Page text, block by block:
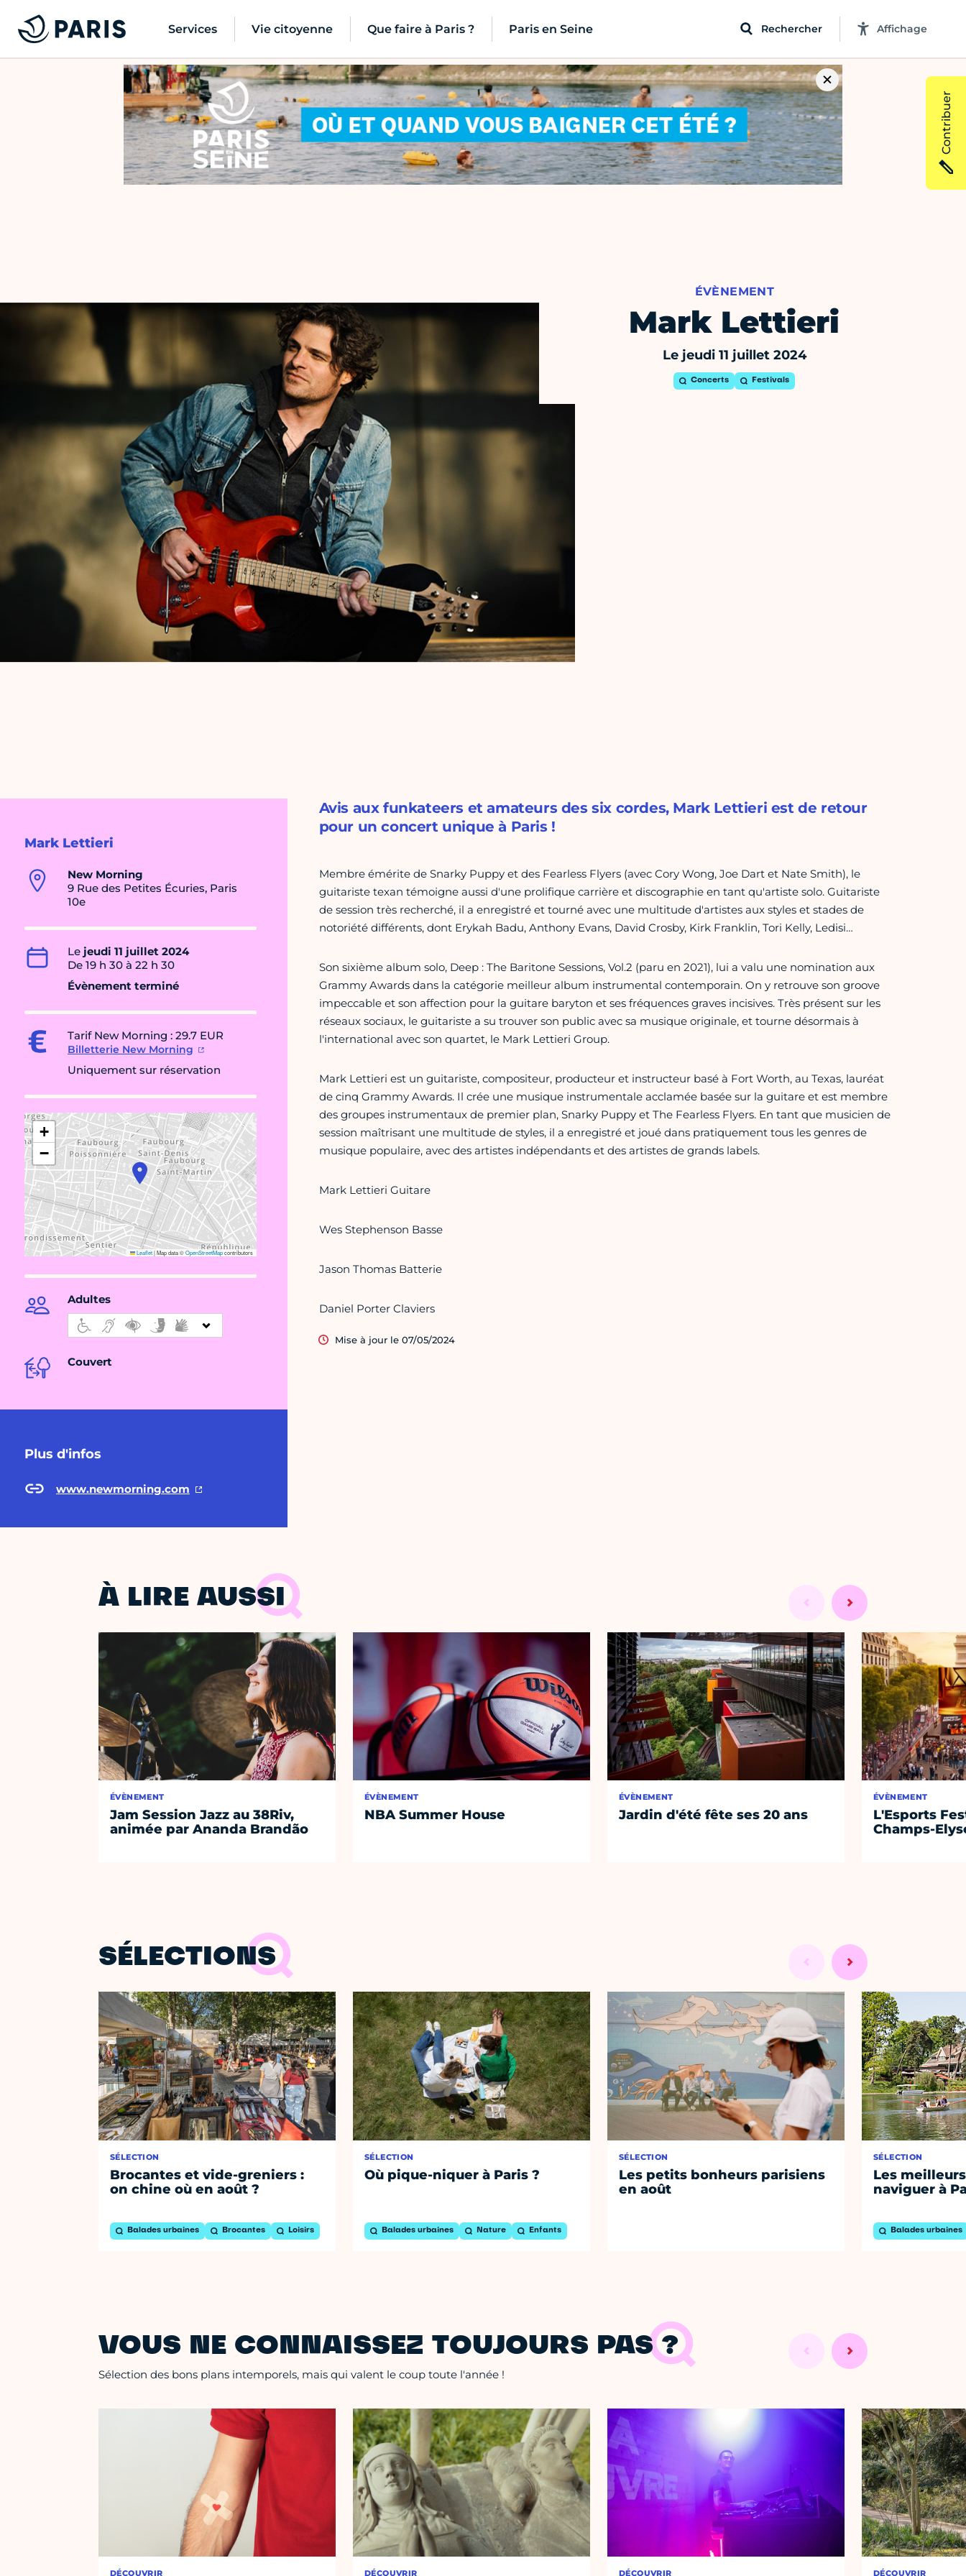
Services Vie citoyenne Que faire à Paris ? Paris en Seine Rechercher Affichage
ÉVÈNEMENT
Mark Lettieri
Le jeudi 11 juillet 2024
Concerts Festivals
Mark Lettieri
New Morning
9 Rue des Petites Écuries, Paris
10e
Le jeudi 11 juillet 2024
De 19 h 30 à 22 h 30
Évènement terminé
Tarif New Morning : 29.7 EUR
Billetterie New Morning
Uniquement sur réservation
+
−
Leaflet|Map data ©OpenStreetMapcontributors
Adultes
Couvert
Plus d'infos
www.newmorning.com
Avis aux funkateers et amateurs des six cordes, Mark Lettieri est de retour
pour un concert unique à Paris !
Membre émérite de Snarky Puppy et des Fearless Flyers (avec Cory Wong, Joe Dart et Nate Smith), le
guitariste texan témoigne aussi d'une prolifique carrière et discographie en tant qu'artiste solo. Guitariste
de session très recherché, il a enregistré et tourné avec une multitude d'artistes aux styles et stades de
notoriété différents, dont Erykah Badu, Anthony Evans, David Crosby, Kirk Franklin, Tori Kelly, Ledisi…
Son sixième album solo, Deep : The Baritone Sessions, Vol.2 (paru en 2021), lui a valu une nomination aux
Grammy Awards dans la catégorie meilleur album instrumental contemporain. On y retrouve son groove
impeccable et son affection pour la guitare baryton et ses fréquences graves incisives. Très présent sur les
réseaux sociaux, le guitariste a su trouver son public avec sa musique originale, et tourne désormais à
l'international avec son quartet, le Mark Lettieri Group.
Mark Lettieri est un guitariste, compositeur, producteur et instructeur basé à Fort Worth, au Texas, lauréat
de cinq Grammy Awards. Il crée une musique instrumentale acclamée basée sur la guitare et est membre
des groupes instrumentaux de premier plan, Snarky Puppy et The Fearless Flyers. En tant que musicien de
session maîtrisant une multitude de styles, il a enregistré et joué dans pratiquement tous les genres de
musique populaire, avec des artistes indépendants et des artistes de grands labels.
Mark Lettieri Guitare
Wes Stephenson Basse
Jason Thomas Batterie
Daniel Porter Claviers
Mise à jour le 07/05/2024
À LIRE AUSSI
ÉVÈNEMENT
Jam Session Jazz au 38Riv,
animée par Ananda Brandão
ÉVÈNEMENT
NBA Summer House
ÉVÈNEMENT
Jardin d'été fête ses 20 ans
ÉVÈNEMENT
L'Esports
Champs-
SÉLECTIONS
SÉLECTION
Brocantes et vide-greniers :
on chine où en août ?
Balades urbaines Brocantes Loisirs
SÉLECTION
Où pique-niquer à Paris ?
Balades urbaines Nature Enfants
SÉLECTION
Les petits bonheurs parisiens
en août
SÉLECTION
Les
naviguer à
Balades urbaines
VOUS NE CONNAISSEZ TOUJOURS PAS ?
Sélection des bons plans intemporels, mais qui valent le coup toute l'année !
DÉCOUVRIR DÉCOUVRIR DÉCOUVRIR DÉCOUVRIR
Contribuer